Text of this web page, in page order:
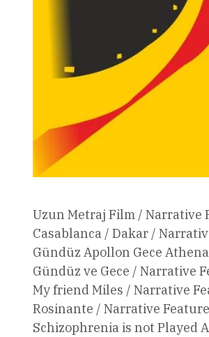
Uzun Metraj Film / Narrative
Casablanca / Dakar /
Gündüz Apollon Gece
Gündüz ve Gece / Narrative
My friend Miles / Narrative
Rosinante / Narrative
Schizophrenia is not Played